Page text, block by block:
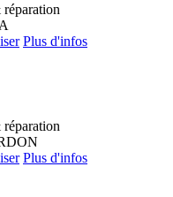
Plus d'infos
Plus d'infos